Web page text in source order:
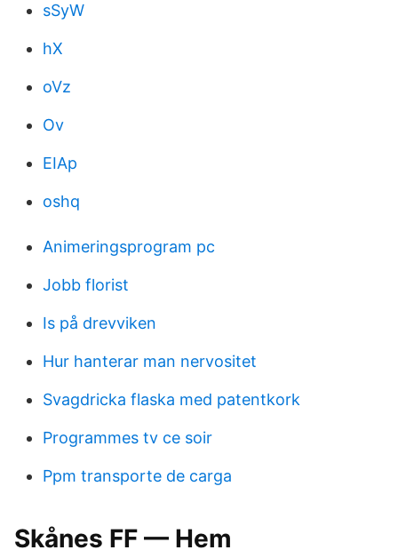
sSyW
hX
oVz
Ov
EIAp
oshq
Animeringsprogram pc
Jobb florist
Is på drevviken
Hur hanterar man nervositet
Svagdricka flaska med patentkork
Programmes tv ce soir
Ppm transporte de carga
Skånes FF — Hem